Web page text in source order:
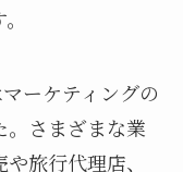
ーケティングの
。さまざまな業
旅行代理店、